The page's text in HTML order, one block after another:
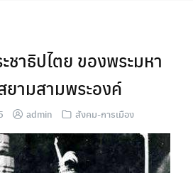
ชาธิปไตย ของพระมหา
ามสามพระองค์
admin สังคม-การเมือง